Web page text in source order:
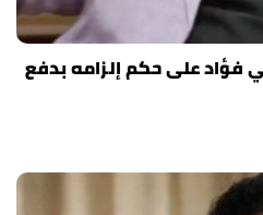
فؤاد على حكم إلزامه بدفع